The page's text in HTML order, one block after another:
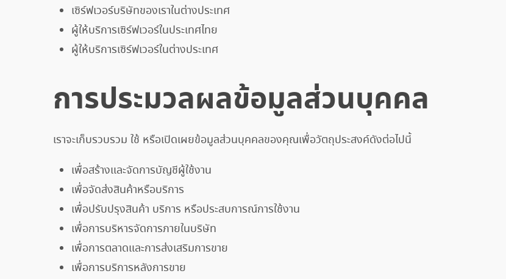
เซิร์ฟเวอร์บริษัทของเราในต่างประเทศ
ผู้ให้บริการเซิร์ฟเวอร์ในประเทศไทย
ผู้ให้บริการเซิร์ฟเวอร์ในต่างประเทศ
การประมวลผลข้อมูลส่วนบุคคล
เราจะเก็บรวบรวม ใช้ หรือเปิดเผยข้อมูลส่วนบุคคลของคุณเพื่อวัตถุประสงค์ดังต่อไปนี้
เพื่อสร้างและจัดการบัญชีผู้ใช้งาน
เพื่อจัดส่งสินค้าหรือบริการ
เพื่อปรับปรุงสินค้า บริการ หรือประสบการณ์การใช้งาน
เพื่อการบริหารจัดการภายในบริษัท
เพื่อการตลาดและการส่งเสริมการขาย
เพื่อการบริการหลังการขาย